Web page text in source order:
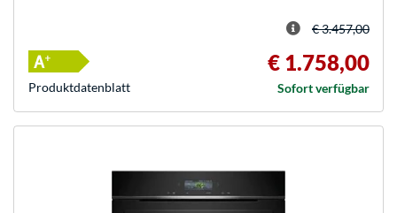
€ 3.457,00
€ 1.758,00
Sofort verfügbar
Produkt­datenblatt